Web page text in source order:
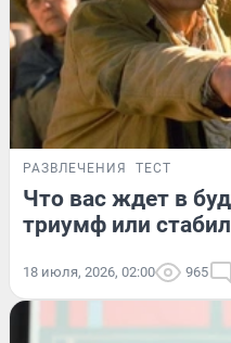
РАЗВЛЕЧЕНИЯ ТЕСТ
Что вас ждет в
триумф или
18 июля, 2026, 02:00 965